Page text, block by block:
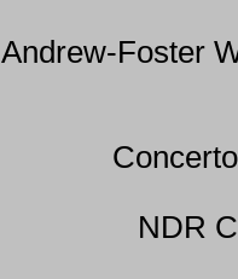
Andrew-Foster
NDR